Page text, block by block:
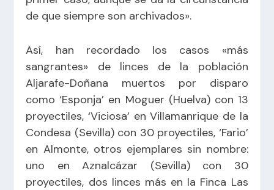
de que siempre son archivados».
Así, han recordado los casos «más
sangrantes» de linces de la población
Aljarafe-Doñana muertos por disparo
como ‘Esponja’ en Moguer (Huelva) con 13
proyectiles, ‘Viciosa’ en Villamanrique de la
Condesa (Sevilla) con 30 proyectiles, ‘Fario’
en Almonte, otros ejemplares sin nombre:
uno en Aznalcázar (Sevilla) con 30
proyectiles, dos linces más en la Finca Las